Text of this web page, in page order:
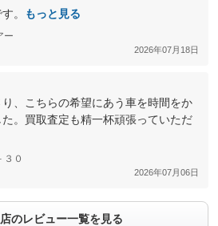
。 もっと見る
ー
2026年07月18日
、こちらの希望にあう車を時間をか
。買取査定も精一杯頑張っていただ
３０
2026年07月06日
のレビュー一覧を見る